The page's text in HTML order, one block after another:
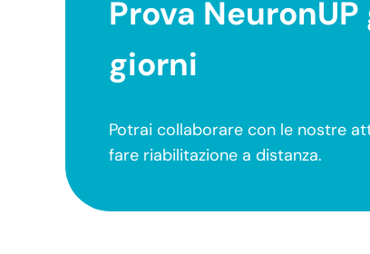
Prova
giorni
Potrai collaborare con le nostre
fare riabilitazione a distanza.